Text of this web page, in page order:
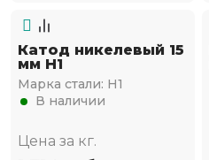
Катод никелевый 15
мм Н1
Марка стали: Н1
В наличии
Цена за кг.